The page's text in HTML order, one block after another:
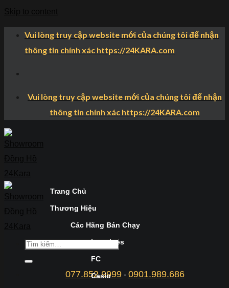
Vui lòng truy cập website mới của chúng tôi để nhận
thông tin chính xác https://24KARA.com
Vui lòng truy cập website mới của chúng tôi để nhận
thông tin chính xác https://24KARA.com
077.852.9999- 0901.989.686
Trang Chủ
Thương Hiệu
Các Hãng Bán Chạy
Longines
FC
Casio